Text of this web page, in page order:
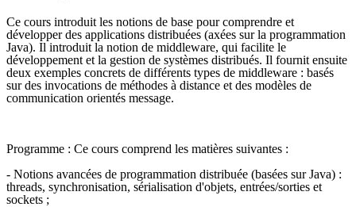
Ce cours introduit les notions de base pour comprendre et
développer des applications distribuées (axées sur la programmation
Java). Il introduit la notion de middleware, qui facilite le
développement et la gestion de systèmes distribués. Il fournit ensuite
deux exemples concrets de différents types de middleware : basés
sur des invocations de méthodes à distance et des modèles de
communication orientés message.
Programme : Ce cours comprend les matières suivantes :
- Notions avancées de programmation distribuée (basées sur Java) :
threads, synchronisation, sérialisation d'objets, entrées/sorties et
sockets ;